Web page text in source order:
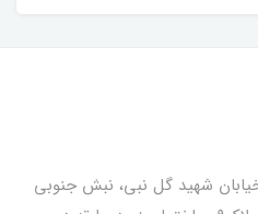
شهید گل نبی، نبش جنوبی